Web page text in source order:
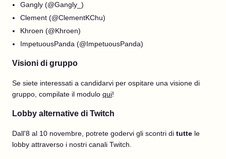
Gangly (@Gangly_)
Clement (@ClementKChu)
Khroen (@Khroen)
ImpetuousPanda (@ImpetuousPanda)
Visioni di gruppo
Se siete interessati a candidarvi per ospitare una visione di
gruppo, compilate il modulo qui!
Lobby alternative di Twitch
Dall'8 al 10 novembre, potrete godervi gli scontri di tutte le
lobby attraverso i nostri canali Twitch.